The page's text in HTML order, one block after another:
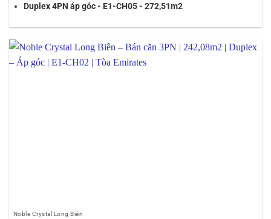
Duplex 4PN áp góc - E1-CH05 - 272,51m2
Noble Crystal Long Biên